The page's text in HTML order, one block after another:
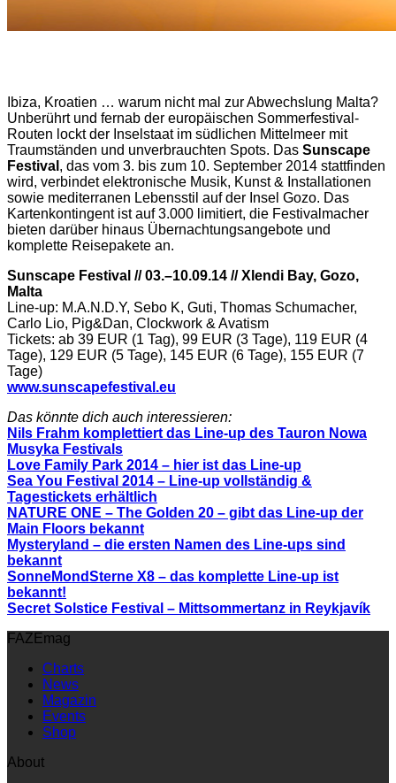
Ibiza, Kroatien … warum nicht mal zur Abwechslung Malta?
Unberührt und fernab der europäischen Sommerfestival-
Routen lockt der Inselstaat im südlichen Mittelmeer mit
Traumständen und unverbrauchten Spots. Das Sunscape
Festival , das vom 3. bis zum 10. September 2014 stattfinden
wird, verbindet elektronische Musik, Kunst & Installationen
sowie mediterranen Lebensstil auf der Insel Gozo. Das
Kartenkontingent ist auf 3.000 limitiert, die Festivalmacher
bieten darüber hinaus Übernachtungsangebote und
komplette Reisepakete an.
Sunscape Festival // 03.–10.09.14 // Xlendi Bay, Gozo,
Malta
Line-up: M.A.N.D.Y, Sebo K, Guti, Thomas Schumacher,
Carlo Lio, Pig&Dan, Clockwork & Avatism
Tickets: ab 39 EUR (1 Tag), 99 EUR (3 Tage), 119 EUR (4
Tage), 129 EUR (5 Tage), 145 EUR (6 Tage), 155 EUR (7
Tage)
www.sunscapefestival.eu
Das könnte dich auch interessieren:
Nils Frahm komplettiert das Line-up des Tauron Nowa
Musyka Festivals
Love Family Park 2014 – hier ist das Line-up
Sea You Festival 2014 – Line-up vollständig &
Tagestickets erhältlich
NATURE ONE – The Golden 20 – gibt das Line-up der
Main Floors bekannt
Mysteryland – die ersten Namen des Line-ups sind
bekannt
SonneMondSterne X8 – das komplette Line-up ist
bekannt!
Secret Solstice Festival – Mittsommertanz in Reykjavík
FAZEmag
Charts
News
Magazin
Events
Shop
About